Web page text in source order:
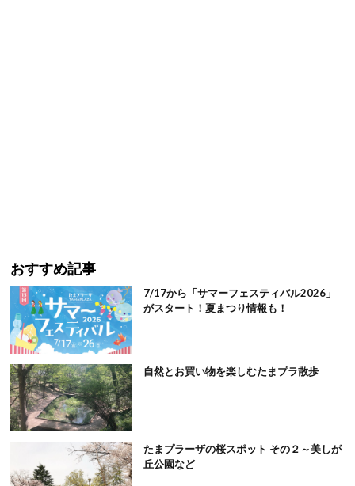
おすすめ記事
7/17から「サマーフェスティバル2026」
がスタート！夏まつり情報も！
自然とお買い物を楽しむたまプラ散歩
たまプラーザの桜スポット その２～美しが
丘公園など